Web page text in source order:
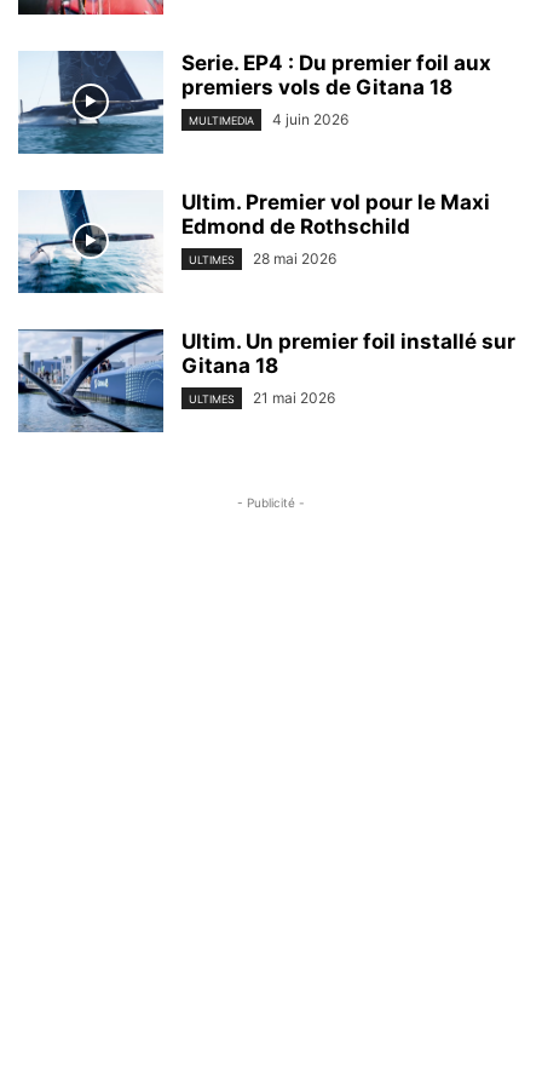
Serie. EP4 : Du premier foil aux
premiers vols de Gitana 18
MULTIMEDIA 4 juin 2026
Ultim. Premier vol pour le Maxi
Edmond de Rothschild
ULTIMES 28 mai 2026
Ultim. Un premier foil installé sur
Gitana 18
ULTIMES 21 mai 2026
- Publicité -